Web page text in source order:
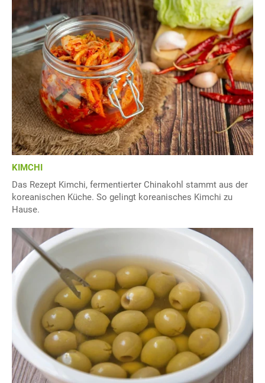
KIMCHI
Das Rezept Kimchi, fermentierter Chinakohl stammt aus der
koreanischen Küche. So gelingt koreanisches Kimchi zu
Hause.